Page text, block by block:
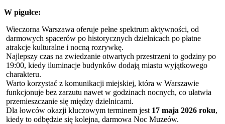
W pigułce:
Wieczorna Warszawa oferuje pełne spektrum aktywności, od
darmowych spacerów po historycznych dzielnicach po płatne
atrakcje kulturalne i nocną rozrywkę.
Najlepszy czas na zwiedzanie otwartych przestrzeni to godziny po
19:00, kiedy iluminacje budynków dodają miastu wyjątkowego
charakteru.
Warto korzystać z komunikacji miejskiej, która w Warszawie
funkcjonuje bez zarzutu nawet w godzinach nocnych, co ułatwia
przemieszczanie się między dzielnicami.
Dla łowców okazji kluczowym terminem jest 17 maja 2026 roku,
kiedy to odbędzie się kolejna, darmowa Noc Muzeów.